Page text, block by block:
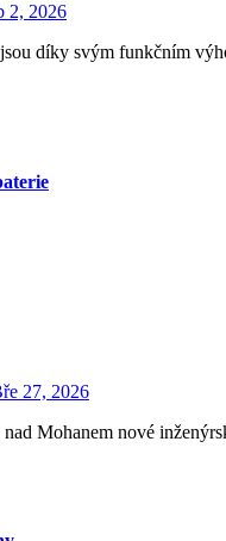
2, 2026
27, 2026
Mohanem nové